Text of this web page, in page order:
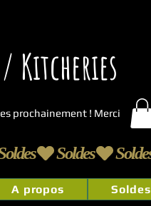
Kitcheries
prochainement ! Merci
A propos Soldes